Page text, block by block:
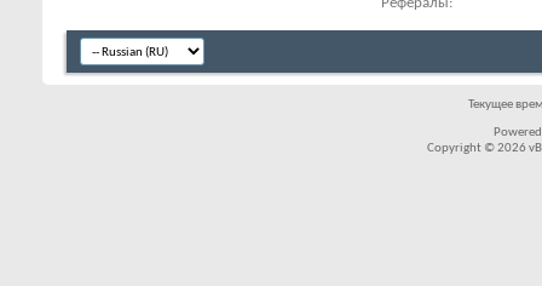
Текущее
Copyright © 2026